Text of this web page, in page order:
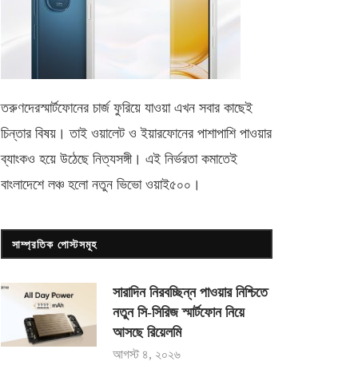
তরুণদেরস্মার্টফোনের চার্জ ফুরিয়ে যাওয়া এখন সবার কাছেই
চিন্তার বিষয়। তাই ওয়ালেট ও ইয়ারফোনের পাশাপাশি পাওয়ার
ব্যাংকও হয়ে উঠেছে নিত্যসঙ্গী। এই নির্ভরতা কমাতেই
বাংলাদেশে লঞ্চ হলো নতুন ভিভো ওয়াই৫০০ ।
সাম্প্রতিক পোস্টসমূহ
সারাদিন নিরবচ্ছিন্ন পাওয়ার নিশ্চিতে
নতুন সি-সিরিজ স্মার্টফোন নিয়ে
আসছে রিয়েলমি
আগস্ট ৪, ২০২৬